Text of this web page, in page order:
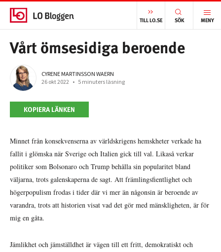
TILL LO.SE SÖK MENY
START/ VÅRT ÖMSESIDIGA BEROENDE
Vårt ömsesidiga beroende
CYRENE MARTINSSON WAERN
26 okt 2022 • 5 minuters läsning
KOPIERA LÄNKEN
Minnet från konsekvenserna av världskrigens hemskheter verkade ha
fallit i glömska när Sverige och Italien gick till val. Likaså verkar
politiker som Bolsonaro och Trump behålla sin popularitet bland
väljarna, trots galenskaperna de sagt. Att främlingsfientlighet och
högerpopulism frodas i tider där vi mer än någonsin är beroende av
varandra, trots att historien visat vad det gör med mänskligheten, är för
mig en gåta.
Jämlikhet och jämställdhet är vägen till ett fritt, demokratiskt och